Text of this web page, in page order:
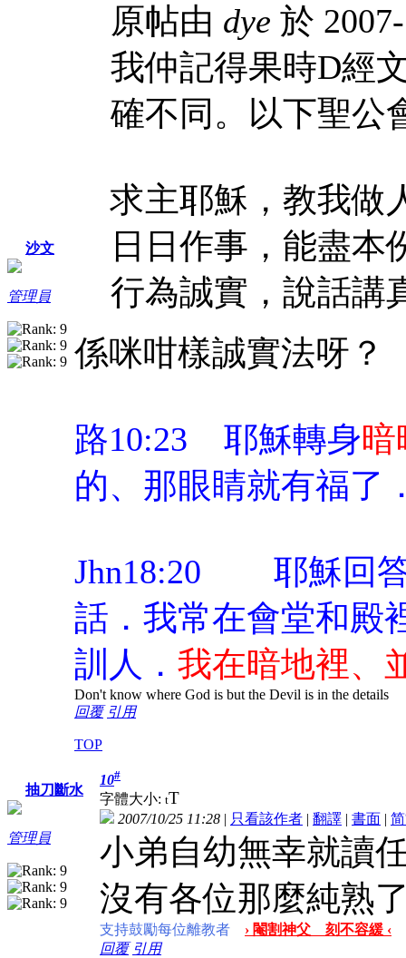
沙文
管理員
原帖由 dye 於
我仲記得果時D經
確不同。以下聖公
求主耶穌，教我做
日日作事，能盡本
行為誠實，說話講
係咪咁樣誠實法呀？
路10:23 耶穌轉身暗
的、那眼睛就有福了
Jhn18:20 耶穌回答
話．我常在會堂和殿
訓人． 我在暗地裡、
Don't know where God is but the Devil is in the details
回覆 引用
TOP
抽刀斷水
管理員
10#
字體大小: tT
2007/10/25 11:28 | 只看該作者 | 翻譯 | 書面 | 简
小弟自幼無幸就讀
沒有各位那麼純熟
支持鼓勵每位離教者
› 閹割神父 刻不容緩 ‹
回覆 引用